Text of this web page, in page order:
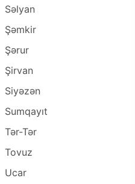
Səlyan
Şəmkir
Şərur
Şirvan
Siyəzən
Sumqayıt
Tər-Tər
Tovuz
Ucar